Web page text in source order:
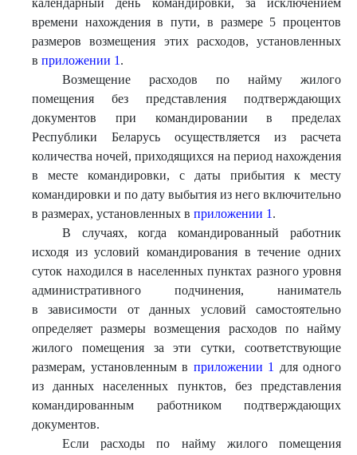
календарный день командировки, за исключением
времени нахождения в пути, в размере 5 процентов
размеров возмещения этих расходов, установленных
в приложении 1 .
Возмещение расходов по найму жилого
помещения без представления подтверждающих
документов при командировании в пределах
Республики Беларусь осуществляется из расчета
количества ночей, приходящихся на период нахождения
в месте командировки, с даты прибытия к месту
командировки и по дату выбытия из него включительно
в размерах, установленных в приложении 1 .
В случаях, когда командированный работник
исходя из условий командирования в течение одних
суток находился в населенных пунктах разного уровня
административного подчинения, наниматель
в зависимости от данных условий самостоятельно
определяет размеры возмещения расходов по найму
жилого помещения за эти сутки, соответствующие
размерам, установленным в приложении 1
для одного
из данных населенных пунктов, без представления
командированным работником подтверждающих
документов.
Если расходы по найму жилого помещения